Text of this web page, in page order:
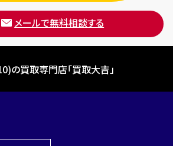
メールで無料相談する
の買取専門店「買取大吉」